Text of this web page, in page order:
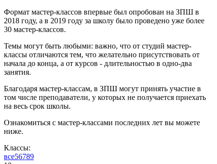
Формат мастер-классов впервые был опробован на ЗПШ в
2018 году, а в 2019 году за школу было проведено уже более
30 мастер-классов.
Темы могут быть любыми: важно, что от студий мастер-
классы отличаются тем, что желательно присутствовать от
начала до конца, а от курсов - длительностью в одно-два
занятия.
Благодаря мастер-классам, в ЗПШ могут принять участие в
том числе преподаватели, у которых не получается приехать
на весь срок школы.
Ознакомиться с мастер-классами последних лет вы можете
ниже.
Классы:
все56789